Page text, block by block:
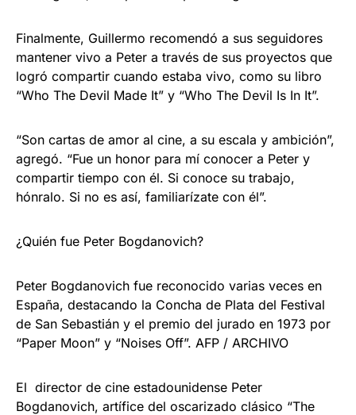
Finalmente, Guillermo recomendó a sus seguidores
mantener vivo a Peter a través de sus proyectos que
logró compartir cuando estaba vivo, como su libro
“Who The Devil Made It” y “Who The Devil Is In It”.
“Son cartas de amor al cine, a su escala y ambición”,
agregó. “Fue un honor para mí conocer a Peter y
compartir tiempo con él. Si conoce su trabajo,
hónralo. Si no es así, familiarízate con él”.
¿Quién fue Peter Bogdanovich?
Peter Bogdanovich fue reconocido varias veces en
España, destacando la Concha de Plata del Festival
de San Sebastián y el premio del jurado en 1973 por
“Paper Moon” y “Noises Off”. AFP / ARCHIVO
El director de cine estadounidense Peter
Bogdanovich, artífice del oscarizado clásico “The